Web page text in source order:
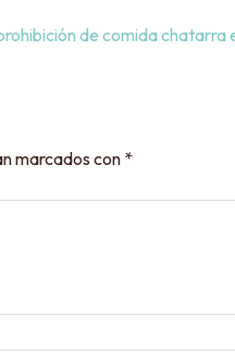
de comida chatarra
marcados con*